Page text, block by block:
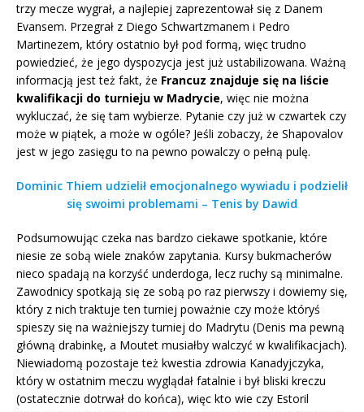
trzy mecze wygrał, a najlepiej zaprezentował się z Danem
Evansem. Przegrał z Diego Schwartzmanem i Pedro
Martinezem, który ostatnio był pod formą, więc trudno
powiedzieć, że jego dyspozycja jest już ustabilizowana. Ważną
informacją jest też fakt, że Francuz znajduje się na liście
kwalifikacji do turnieju w Madrycie, więc nie można
wykluczać, że się tam wybierze. Pytanie czy już w czwartek czy
może w piątek, a może w ogóle? Jeśli zobaczy, że Shapovalov
jest w jego zasięgu to na pewno powalczy o pełną pulę.
Dominic Thiem udzielił emocjonalnego wywiadu i podzielił
się swoimi problemami – Tenis by Dawid
Podsumowując czeka nas bardzo ciekawe spotkanie, które
niesie ze sobą wiele znaków zapytania. Kursy bukmacherów
nieco spadają na korzyść underdoga, lecz ruchy są minimalne.
Zawodnicy spotkają się ze sobą po raz pierwszy i dowiemy się,
który z nich traktuje ten turniej poważnie czy może któryś
spieszy się na ważniejszy turniej do Madrytu (Denis ma pewną
główną drabinkę, a Moutet musiałby walczyć w kwalifikacjach).
Niewiadomą pozostaje też kwestia zdrowia Kanadyjczyka,
który w ostatnim meczu wyglądał fatalnie i był bliski kreczu
(ostatecznie dotrwał do końca), więc kto wie czy Estoril